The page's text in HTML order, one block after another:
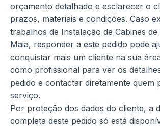
orçamento detalhado e esclarecer o
prazos, materiais e condições. Caso
trabalhos de Instalação de Cabines
Maia, responder a este pedido pode
conquistar mais um cliente na sua
como profissional para ver os
pedido e contactar diretamente quem
serviço.
Por proteção dos dados do cliente, a
completa deste pedido só está